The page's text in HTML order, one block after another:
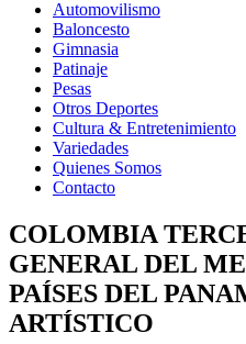
Automovilismo
Baloncesto
Gimnasia
Patinaje
Pesas
Otros Deportes
Cultura & Entretenimiento
Variedades
Quienes Somos
Contacto
COLOMBIA
GENERAL DEL
PAÍSES DEL
ARTÍSTICO